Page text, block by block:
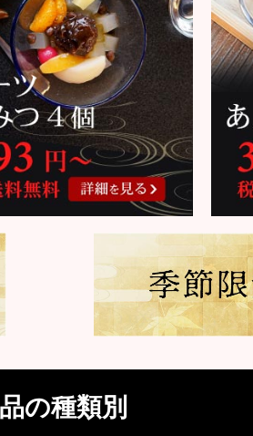
の種類別